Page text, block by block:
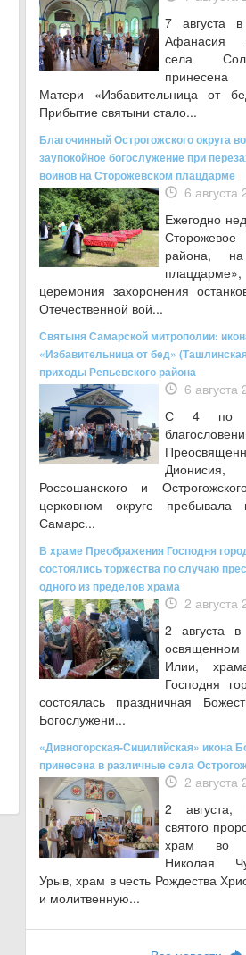
7 августа
Афанасия
села
Матери «Избавительница от
Прибытие святыни стало...
Благочинный Острогожского округа
заупокойное богослужение при
воинов на Сторожевском плацдарме
6 августа
Ежегодно
района, на
церемония захоронения
Отечественной вой...
Святыня Самарской митрополии:
«Избавительница от бед»
приходы Репьевского района
6 августа
С 4 по 6
Россошанского и
церковном округе пребывала
Самарс...
В храме Преображения Господня
состоялись торжества по случаю
одного из пределов храма
2 августа
2 августа
Илии,
Господня
состоялась праздничная
Богослужени...
«Дивногорская-Сицилийская» икона
принесена в различные села
2 августа
2
святого
храм во
Николая
Урыв, храм в честь Рождества
и молитвенную...